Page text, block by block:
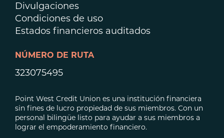
Divulgaciones
Condiciones de uso
Estados financieros auditados
NÚMERO DE RUTA
323075495
Point West Credit Union es una institución financiera
sin fines de lucro propiedad de sus miembros. Con un
personal bilingüe listo para ayudar a sus miembros a
lograr el empoderamiento financiero.